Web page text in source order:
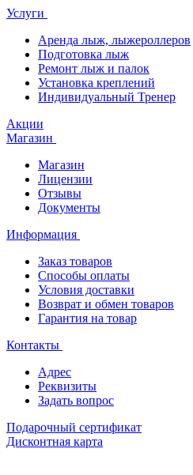
Услуги
Аренда лыж, лыжероллеров
Подготовка лыж
Ремонт лыж и палок
Установка креплений
Индивидуальный Тренер
Акции
Магазин
Магазин
Лицензии
Отзывы
Документы
Информация
Заказ товаров
Способы оплаты
Условия доставки
Возврат и обмен товаров
Гарантия на товар
Контакты
Адрес
Реквизиты
Задать вопрос
Подарочный сертификат
Дисконтная карта